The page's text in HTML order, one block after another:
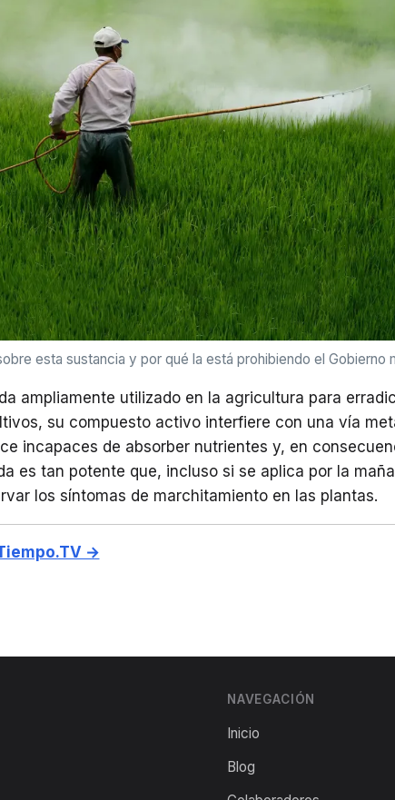
esta sustancia y por qué la está prohibiendo el Gobierno
ampliamente utilizado en la agricultura para
su compuesto activo interfiere con una vía
incapaces de absorber nutrientes y, en
es tan potente que, incluso si se aplica por la
los síntomas de marchitamiento en las plantas.
→
NAVEGACIÓN
Inicio
Blog